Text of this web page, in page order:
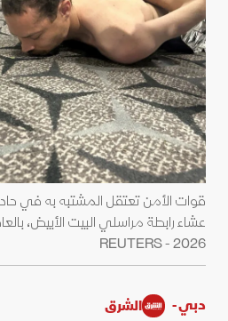
قوات الأمن تعتقل المشتبه به في
2026 - REUTERS
دبي - الشرق